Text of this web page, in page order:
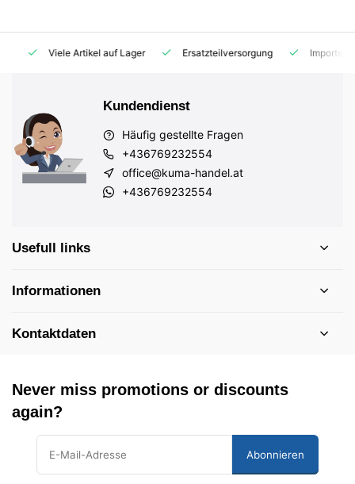
Viele Artikel auf Lager Ersatzteilversorgung Importeur für
Kundendienst
Häufig gestellte Fragen
+436769232554
office@kuma-handel.at
+436769232554
Usefull links
Informationen
Kontaktdaten
Never miss promotions or discounts
again?
Abonnieren